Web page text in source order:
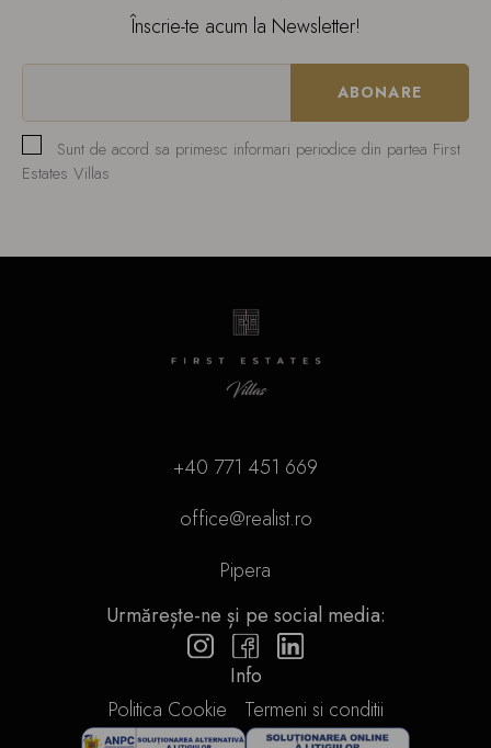
Înscrie-te acum la Newsletter!
Sunt de acord sa primesc informari periodice din partea First
Estates Villas
+40 771 451 669
office@realist.ro
Pipera
Urmărește-ne și pe social media:
Info
Politica Cookie
Termeni si conditii